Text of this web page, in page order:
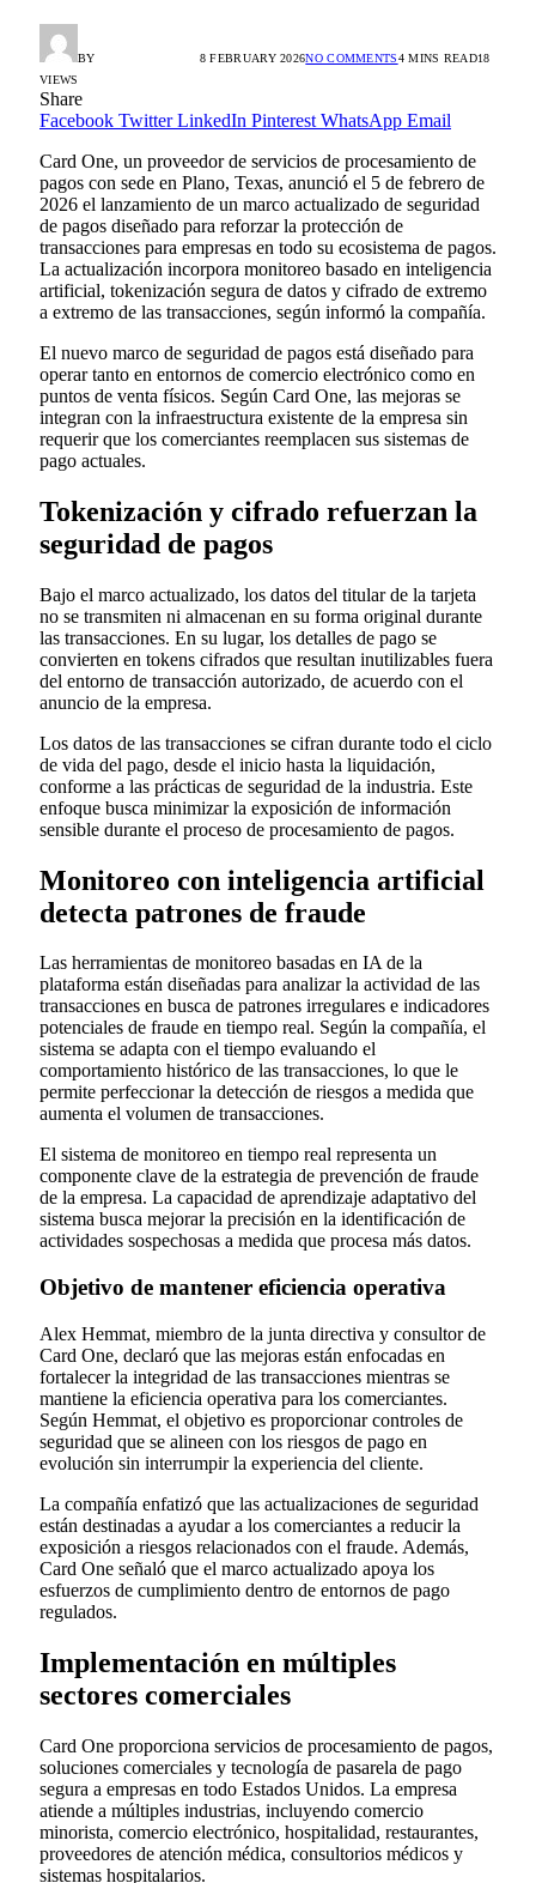
BY 8 FEBRUARY 2026NO COMMENTS4 MINS READ18
VIEWS
Share
Facebook Twitter LinkedIn Pinterest WhatsApp Email
Card One, un proveedor de servicios de procesamiento de
pagos con sede en Plano, Texas, anunció el 5 de febrero de
2026 el lanzamiento de un marco actualizado de seguridad
de pagos diseñado para reforzar la protección de
transacciones para empresas en todo su ecosistema de pagos.
La actualización incorpora monitoreo basado en inteligencia
artificial, tokenización segura de datos y cifrado de extremo
a extremo de las transacciones, según informó la compañía.
El nuevo marco de seguridad de pagos está diseñado para
operar tanto en entornos de comercio electrónico como en
puntos de venta físicos. Según Card One, las mejoras se
integran con la infraestructura existente de la empresa sin
requerir que los comerciantes reemplacen sus sistemas de
pago actuales.
Tokenización y cifrado refuerzan la
seguridad de pagos
Bajo el marco actualizado, los datos del titular de la tarjeta
no se transmiten ni almacenan en su forma original durante
las transacciones. En su lugar, los detalles de pago se
convierten en tokens cifrados que resultan inutilizables fuera
del entorno de transacción autorizado, de acuerdo con el
anuncio de la empresa.
Los datos de las transacciones se cifran durante todo el ciclo
de vida del pago, desde el inicio hasta la liquidación,
conforme a las prácticas de seguridad de la industria. Este
enfoque busca minimizar la exposición de información
sensible durante el proceso de procesamiento de pagos.
Monitoreo con inteligencia artificial
detecta patrones de fraude
Las herramientas de monitoreo basadas en IA de la
plataforma están diseñadas para analizar la actividad de las
transacciones en busca de patrones irregulares e indicadores
potenciales de fraude en tiempo real. Según la compañía, el
sistema se adapta con el tiempo evaluando el
comportamiento histórico de las transacciones, lo que le
permite perfeccionar la detección de riesgos a medida que
aumenta el volumen de transacciones.
El sistema de monitoreo en tiempo real representa un
componente clave de la estrategia de prevención de fraude
de la empresa. La capacidad de aprendizaje adaptativo del
sistema busca mejorar la precisión en la identificación de
actividades sospechosas a medida que procesa más datos.
Objetivo de mantener eficiencia operativa
Alex Hemmat, miembro de la junta directiva y consultor de
Card One, declaró que las mejoras están enfocadas en
fortalecer la integridad de las transacciones mientras se
mantiene la eficiencia operativa para los comerciantes.
Según Hemmat, el objetivo es proporcionar controles de
seguridad que se alineen con los riesgos de pago en
evolución sin interrumpir la experiencia del cliente.
La compañía enfatizó que las actualizaciones de seguridad
están destinadas a ayudar a los comerciantes a reducir la
exposición a riesgos relacionados con el fraude. Además,
Card One señaló que el marco actualizado apoya los
esfuerzos de cumplimiento dentro de entornos de pago
regulados.
Implementación en múltiples
sectores comerciales
Card One proporciona servicios de procesamiento de pagos,
soluciones comerciales y tecnología de pasarela de pago
segura a empresas en todo Estados Unidos. La empresa
atiende a múltiples industrias, incluyendo comercio
minorista, comercio electrónico, hospitalidad, restaurantes,
proveedores de atención médica, consultorios médicos y
sistemas hospitalarios.